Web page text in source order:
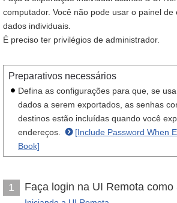
computador. Você não pode usar o painel
dados individuais.
É preciso ter privilégios de administrador.
Preparativos necessários
Defina as configurações para que, se
dados a serem exportados, as senhas
destinos estão incluídas quando você
endereços.
[Include Password When
Book]
1 Faça login na UI Remota como